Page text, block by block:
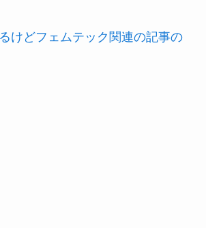
けどフェムテック関連の記事の